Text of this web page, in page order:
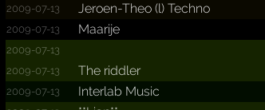
2009-07-13 Jeroen-Theo (l) Techno
2009-07-13 Maarije
2009-07-13
2009-07-13 The riddler
2009-07-13 Interlab Music